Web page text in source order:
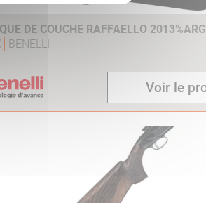
DE COUCHE RAFFAELLO
BENELLI
Voir le